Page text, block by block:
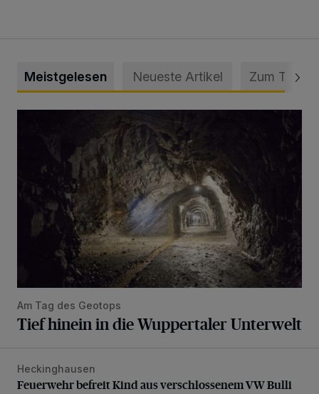
Meistgelesen Neueste Artikel Zum Thema
Am Tag des Geotops
Tief hinein in die Wuppertaler Unterwelt
Feuerwehr befreit Kind aus verschlossenem VW Bulli
Heckinghausen
Feuerwehr befreit Kind aus verschlossenem VW Bulli